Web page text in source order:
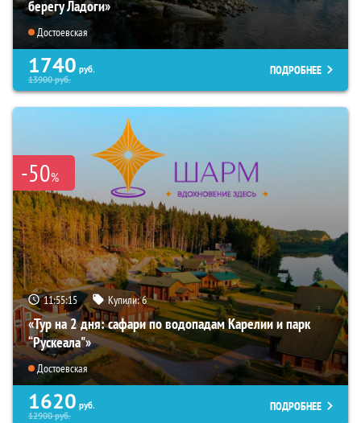
берегу Ладоги»
Достоевская
1740 руб.
13900руб.
ПОДРОБНЕЕ
-50%
11:55:14 Купили:6
«Тур на 2 дня: сафари по водопадам Карелии и парк
“Рускеала"»
Достоевская
1620 руб.
12900руб.
ПОДРОБНЕЕ